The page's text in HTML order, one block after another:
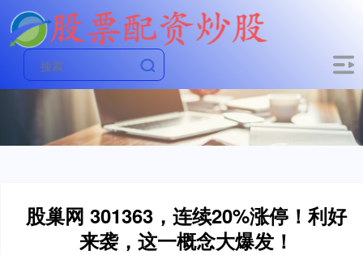
股巢网 301363，连续20%涨停！利好
来袭，这一概念大爆发！